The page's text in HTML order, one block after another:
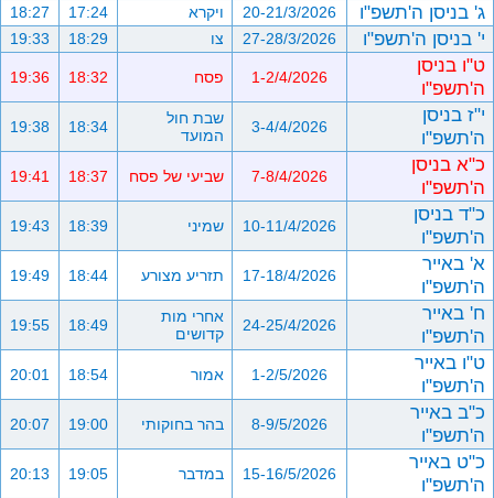
ג' בניסן ה'תשפ"ו 20-21/3/2026 ויקרא 17:24
18:27
י' בניסן ה'תשפ"ו 27-28/3/2026 צו 18:29
19:33
ט"ו בניסן
ה'תשפ"ו
1-2/4/2026 פסח 18:32
19:36
י"ז בניסן
ה'תשפ"ו
3-4/4/2026
שבת חול
המועד
18:34
19:38
כ"א בניסן
ה'תשפ"ו
7-8/4/2026 שביעי של פסח 18:37
19:41
כ"ד בניסן
ה'תשפ"ו
10-11/4/2026 שמיני 18:39
19:43
א' באייר
ה'תשפ"ו
17-18/4/2026 תזריע מצורע 18:44
19:49
ח' באייר
ה'תשפ"ו
24-25/4/2026
אחרי מות
קדושים
18:49
19:55
ט"ו באייר
ה'תשפ"ו
1-2/5/2026 אמור 18:54
20:01
כ"ב באייר
ה'תשפ"ו
8-9/5/2026 בהר בחוקותי 19:00
20:07
כ"ט באייר
ה'תשפ"ו
15-16/5/2026 במדבר 19:05
20:13